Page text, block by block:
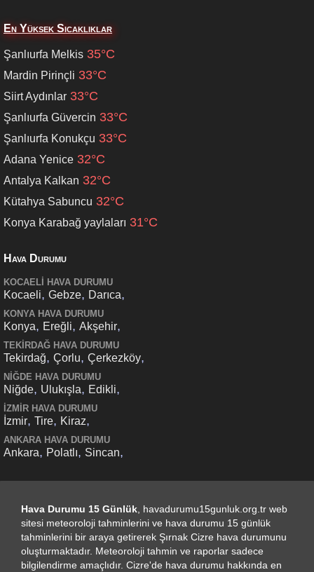
En Yüksek Sıcaklıklar
Şanlıurfa Melkis 35°C
Mardin Pirinçli 33°C
Siirt Aydınlar 33°C
Şanlıurfa Güvercin 33°C
Şanlıurfa Konukçu 33°C
Adana Yenice 32°C
Antalya Kalkan 32°C
Kütahya Sabuncu 32°C
Konya Karabağ yaylaları 31°C
Hava Durumu
KOCAELI HAVA DURUMU
Kocaeli, Gebze, Darıca,
KONYA HAVA DURUMU
Konya, Ereğli, Akşehir,
TEKIRDAĞ HAVA DURUMU
Tekirdağ, Çorlu, Çerkezköy,
NIĞDE HAVA DURUMU
Niğde, Ulukışla, Edikli,
İZMIR HAVA DURUMU
İzmir, Tire, Kiraz,
ANKARA HAVA DURUMU
Ankara, Polatlı, Sincan,
Hava Durumu 15 Günlük , havadurumu15gunluk.org.tr web
sitesi meteoroloji tahminlerini ve hava durumu 15 günlük
tahminlerini bir araya getirerek Şırnak Cizre hava durumunu
oluşturmaktadır. Meteoroloji tahmin ve raporlar sadece
bilgilendirme amaçlıdır. Cizre'de hava durumu hakkında en